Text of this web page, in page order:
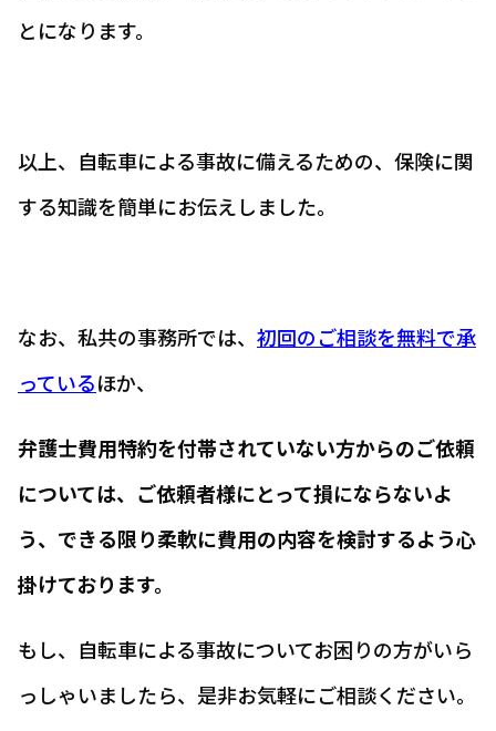
とになります。
以上、自転車による事故に備えるための、保険に関
する知識を簡単にお伝えしました。
なお、私共の事務所では、 初回のご相談を無料で承
っているほか、
弁護士費用特約を付帯されていない方からのご依頼
については、ご依頼者様にとって損にならないよ
う、できる限り柔軟に費用の内容を検討するよう心
掛けております。
もし、自転車による事故についてお困りの方がいら
っしゃいましたら、是非お気軽にご相談ください。